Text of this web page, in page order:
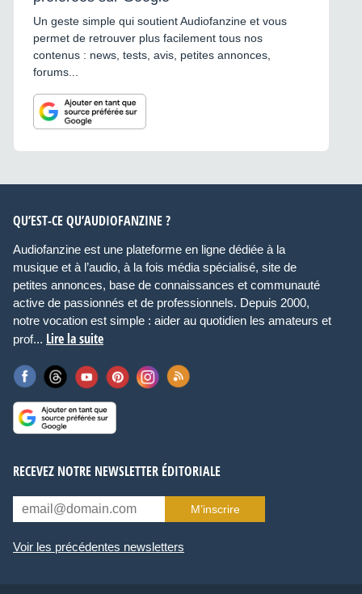
Un geste simple qui soutient Audiofanzine et vous
permet de retrouver plus facilement tous nos
contenus : news, tests, avis, petites annonces,
forums...
QU’EST-CE QU’AUDIOFANZINE ?
Audiofanzine est une plateforme en ligne dédiée à la
musique et à l’audio, à la fois média spécialisé, site de
petites annonces, base de connaissances et communauté
active de passionnés et de professionnels. Depuis 2000,
notre vocation est simple : aider au quotidien les amateurs et
prof... Lire la suite
RECEVEZ NOTRE NEWSLETTER ÉDITORIALE
M’inscrire
Voir les précédentes newsletters